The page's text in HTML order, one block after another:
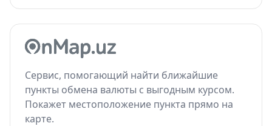
Сервис, помогающий найти ближайшие
пункты обмена валюты с выгодным курсом.
Покажет местоположение пункта прямо на
карте.